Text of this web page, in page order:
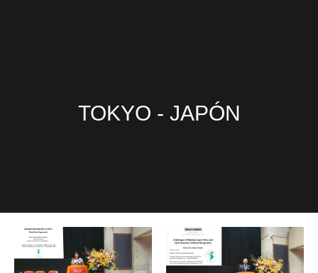
TOKYO - JAPÓN